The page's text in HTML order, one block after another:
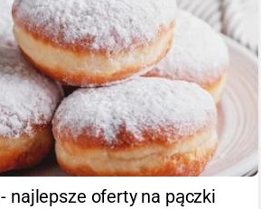
najlepsze oferty na pączki